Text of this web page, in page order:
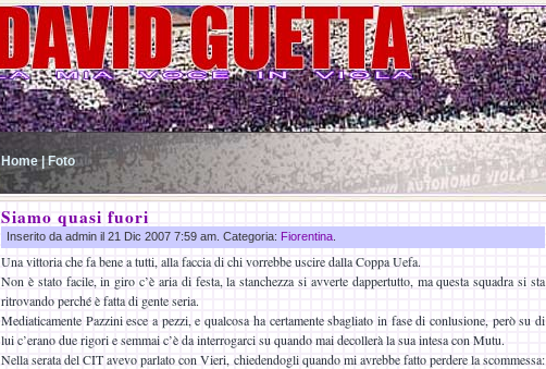
Home | Foto
Siamo quasi fuori
Inserito da admin il 21 Dic 2007 7:59 am. Categoria: Fiorentina
Una vittoria che fa bene a tutti, alla faccia di chi vorrebbe uscire dalla Coppa Uefa.
Non è stato facile, in giro c’è aria di festa, la stanchezza si avverte dappertutto, ma questa squadra si sta
ritrovando perché è fatta di gente seria.
Mediaticamente Pazzini esce a pezzi, e qualcosa ha certamente sbagliato in fase di conlusione, però su di
lui c’erano due rigori e semmai c’è da interrogarci su quando mai decollerà la sua intesa con Mutu.
Nella serata del CIT avevo parlato con Vieri, chiedendogli quando mi avrebbe fatto perdere la scommessa: